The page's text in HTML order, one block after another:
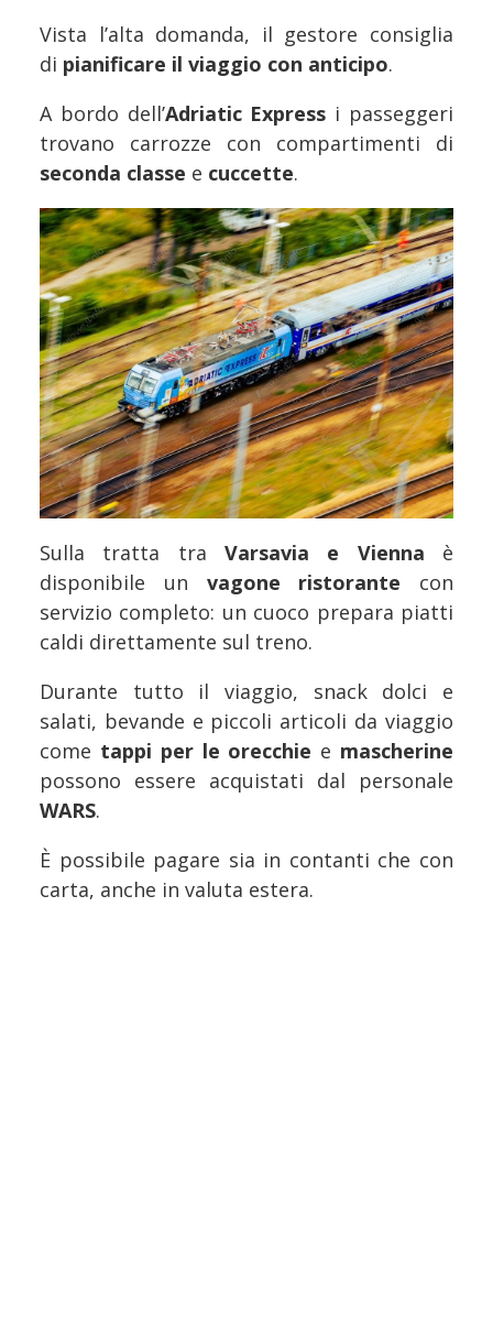
Vista l’alta domanda, il gestore consiglia
di pianificare il viaggio con anticipo.
A bordo dell’Adriatic Express i passeggeri
trovano carrozze con compartimenti di
seconda classe e cuccette.
Sulla tratta tra Varsavia e Vienna è
disponibile un vagone ristorante con
servizio completo: un cuoco prepara piatti
caldi direttamente sul treno.
Durante tutto il viaggio, snack dolci e
salati, bevande e piccoli articoli da viaggio
come tappi per le orecchie e mascherine
possono essere acquistati dal personale
WARS.
È possibile pagare sia in contanti che con
carta, anche in valuta estera.